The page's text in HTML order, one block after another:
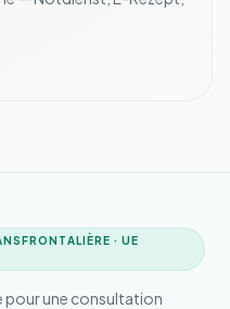
· UE
pour une consultation